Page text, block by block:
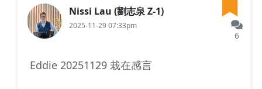
Nissi Lau (劉志泉 Z-1)
2025-11-29 07:33pm
6
Eddie 20251129 栽在感言